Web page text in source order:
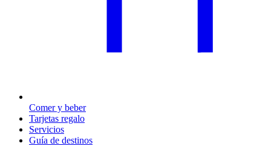
Comer y beber
Tarjetas regalo
Servicios
Guía de destinos